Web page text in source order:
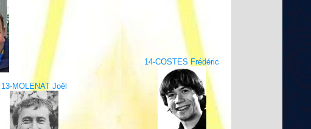
14-COSTES Frédéric
13-MOLENAT Joël